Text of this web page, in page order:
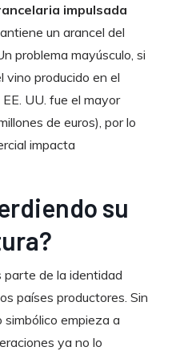
impulsada
un arancel del
problema mayúsculo, si
vino producido en el
UU. fue el mayor
de euros), por lo
impacta
su
parte de la identidad
países productores. Sin
simbólico empieza a
ya no lo